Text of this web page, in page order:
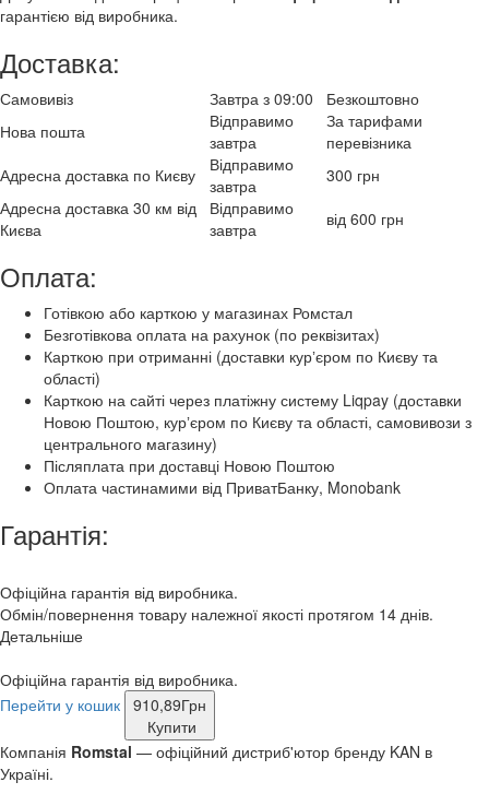
гарантією від виробника.
Доставка:
Самовивіз Завтра з 09:00
Безкоштовно
Нова пошта
Відправимо
завтра
За тарифами
перевізника
Адресна доставка по Києву
Відправимо
завтра
300 грн
Адресна доставка 30 км від
Києва
Відправимо
завтра
від 600 грн
Оплата:
Готівкою або карткою у магазинах Ромстал
Безготівкова оплата на рахунок (по реквізитах)
Карткою при отриманні (доставки курʼєром по Києву та
області)
Карткою на сайті через платіжну систему Liqpay (доставки
Новою Поштою, курʼєром по Києву та області, самовивози з
центрального магазину)
Післяплата при доставці Новою Поштою
Оплата частинамими від ПриватБанку, Monobank
Гарантія:
Офіційна гарантія від виробника.
Обмін/повернення товару належної якості протягом 14 днів.
Детальніше
Офіційна гарантія від виробника.
Перейти у кошик 910,89Грн
Купити
Компанія Romstal — офіційний дистриб'ютор бренду KAN в
Україні.